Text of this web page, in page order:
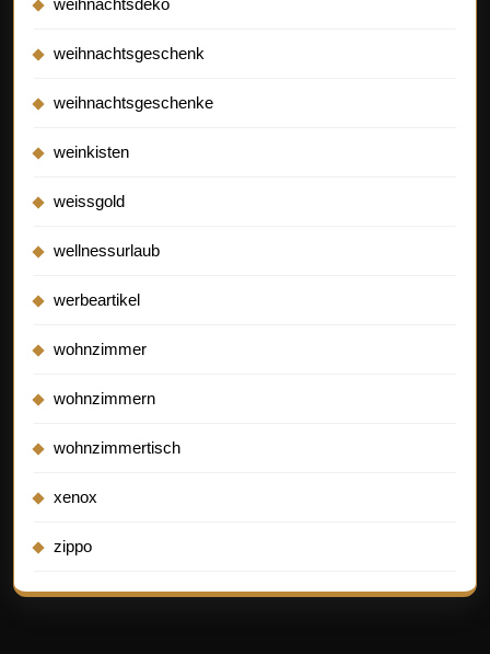
weihnachtsdeko
weihnachtsgeschenk
weihnachtsgeschenke
weinkisten
weissgold
wellnessurlaub
werbeartikel
wohnzimmer
wohnzimmern
wohnzimmertisch
xenox
zippo